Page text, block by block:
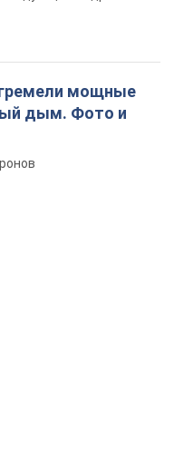
мощные
дым. Фото и